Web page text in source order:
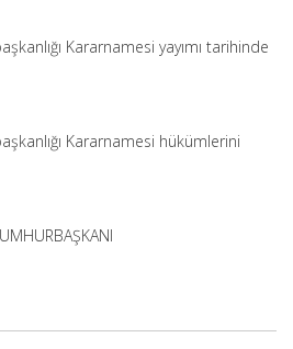
Kararnamesi yayımı tarihinde
Kararnamesi hükümlerini